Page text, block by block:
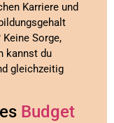
Karriere und
Sorge,
kannst du
gleichzeitig
Budget